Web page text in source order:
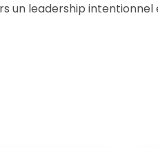
un leadership intentionnel